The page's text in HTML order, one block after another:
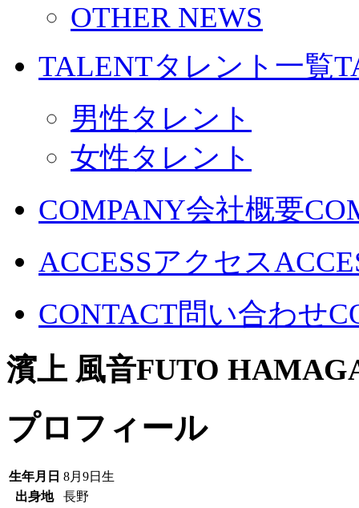
OTHER NEWS
TALENTタレント一覧
男性タレント
女性タレント
COMPANY会社概要
ACCESSアクセス
CONTACT問い合わせ
濱上 風音FUTO
プロフィール
生年月日 8月9日生
出身地
長野